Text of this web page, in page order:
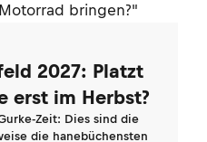
bringen?"
2027: Platzt
erst im Herbst?
Zeit: Dies sind die
die hanebüchensten